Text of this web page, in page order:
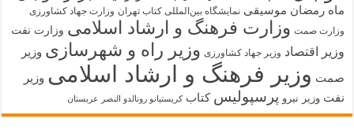
ماه رمضان موسیقی نمایشگاه بین‌المللی کتاب تهران وزارت جهاد کشاورزی
وزارت صمت وزارت فرهنگ و ارشاد اسلامی وزارت نفت
وزیر اقتصاد وزیر جهاد کشاورزی وزیر راه و شهرسازی وزیر
صمت وزیر فرهنگ و ارشاد اسلامی وزیر
نفت وزیر نیرو پرسپولیس کتاب کریستیانو رونالدو النصر عربستان